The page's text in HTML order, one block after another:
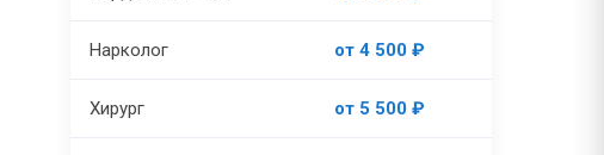
Нарколог от 4 500 ₽
Хирург от 5 500 ₽